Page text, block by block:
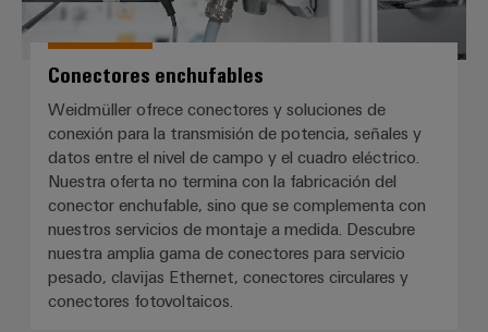
Conectores enchufables
Weidmüller ofrece conectores y soluciones de
conexión para la transmisión de potencia, señales y
datos entre el nivel de campo y el cuadro eléctrico.
Nuestra oferta no termina con la fabricación del
conector enchufable, sino que se complementa con
nuestros servicios de montaje a medida. Descubre
nuestra amplia gama de conectores para servicio
pesado, clavijas Ethernet, conectores circulares y
conectores fotovoltaicos.